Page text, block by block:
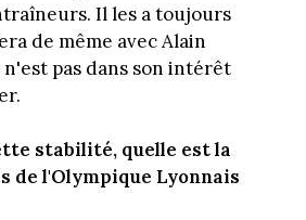
Il les a toujours
de même avec Alain
pas dans son intérêt
stabilité, quelle est la
de l'Olympique Lyonnais